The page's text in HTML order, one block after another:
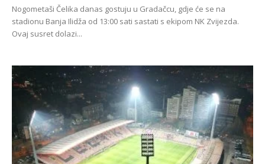
Nogometaši Čelika danas gostuju u Gradačcu, gdje će se na
stadionu Banja Ilidža od 13:00 sati sastati s ekipom NK Zvijezda.
Ovaj susret dolazi...